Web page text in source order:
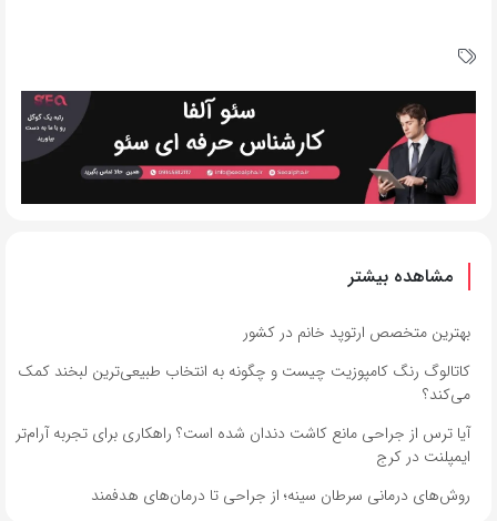
مشاهده بیشتر
بهترین متخصص ارتوپد خانم در کشور
کاتالوگ رنگ کامپوزیت چیست و چگونه به انتخاب طبیعی‌ترین لبخند کمک
می‌کند؟
آیا ترس از جراحی مانع کاشت دندان شده است؟ راهکاری برای تجربه آرام‌تر
ایمپلنت در کرج
روش‌های درمانی سرطان سینه؛ از جراحی تا درمان‌های هدفمند